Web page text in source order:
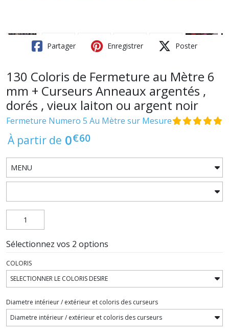
Partager Enregistrer Poster
130 Coloris de Fermeture au Mètre 6
mm + Curseurs Anneaux argentés ,
dorés , vieux laiton ou argent noir
Fermeture Numero 5 Au Mètre sur Mesure
À partir de 0€60
Sélectionnez vos 2 options
COLORIS
Diametre intérieur / extérieur et coloris des curseurs